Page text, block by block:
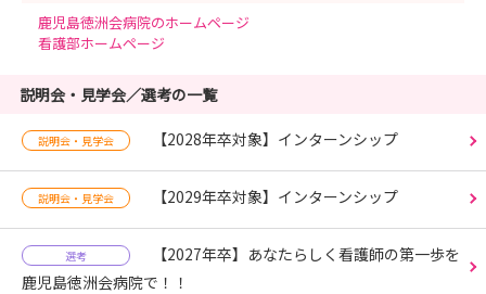
鹿児島徳洲会病院のホームページ
看護部ホームページ
説明会・見学会／選考の一覧
説明会・見学会 【2028年卒対象】インターンシップ
説明会・見学会 【2029年卒対象】インターンシップ
選考
【2027年卒】あなたらしく看護師の第一歩を
鹿児島徳洲会病院で！！